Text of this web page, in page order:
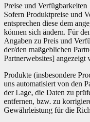
Preise und Verfügbarkeiten
Sofern Produktpreise und
entsprechen diese dem
können sich ändern. Für
Angaben zu Preis und
der/den maßgeblichen
Partnerwebsites] angezeigt
Produkte (insbesondere
uns automatisiert von den
der Lage, die Daten zu
entfernen, bzw. zu
Gewährleistung für die